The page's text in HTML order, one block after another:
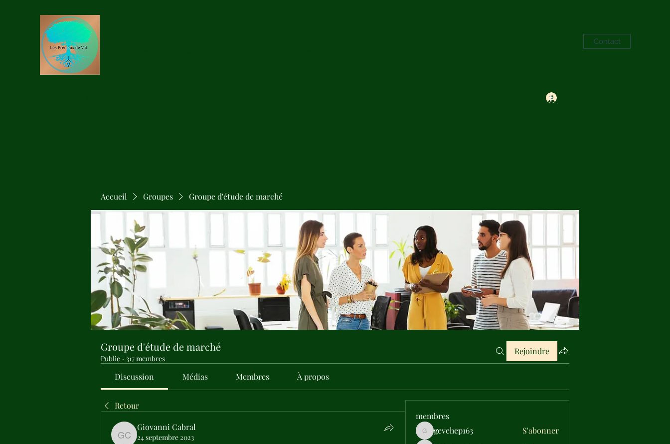
Contact
Accueil Groupes Groupe d'étude de marché
Groupe d'étude de marché
Public · 317 membres
Rejoindre
Discussion Médias Membres À propos
Retour
Giovanni Cabral
Giovanni Cabral
24 septembre 2023
membres
gevehep163
gevehep163 S'abonner